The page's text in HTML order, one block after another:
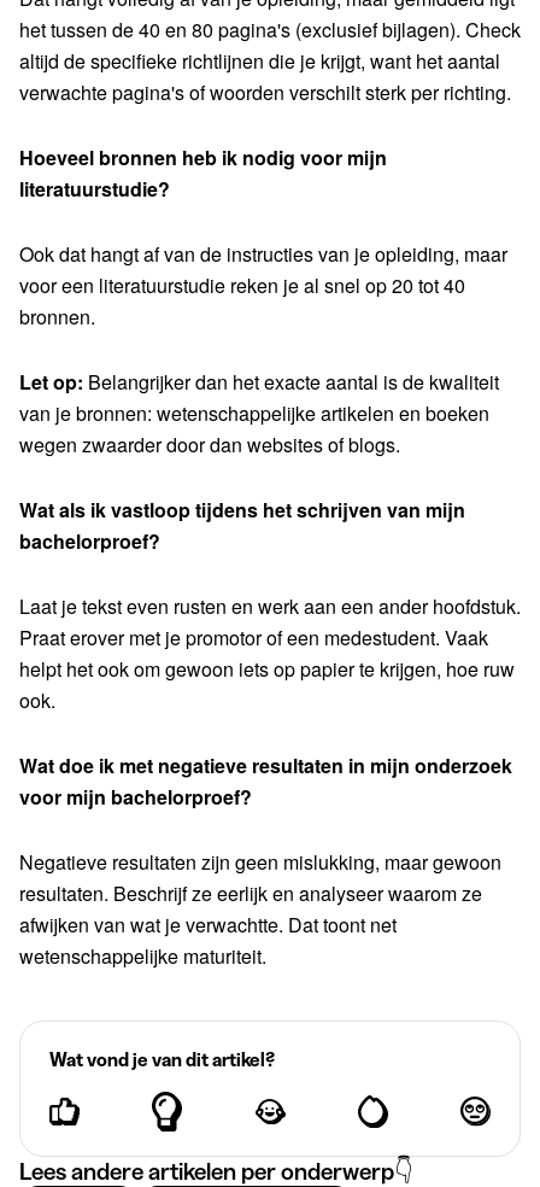
het tussen de 40 en 80 pagina's (exclusief bijlagen). Check
altijd de specifieke richtlijnen die je krijgt, want het aantal
verwachte pagina's of woorden verschilt sterk per richting.
Hoeveel bronnen heb ik nodig voor mijn
literatuurstudie?
Ook dat hangt af van de instructies van je opleiding, maar
voor een literatuurstudie reken je al snel op 20 tot 40
bronnen.
Let op: Belangrijker dan het exacte aantal is de kwaliteit
van je bronnen: wetenschappelijke artikelen en boeken
wegen zwaarder door dan websites of blogs.
Wat als ik vastloop tijdens het schrijven van mijn
bachelorproef?
Laat je tekst even rusten en werk aan een ander hoofdstuk.
Praat erover met je promotor of een medestudent. Vaak
helpt het ook om gewoon iets op papier te krijgen, hoe ruw
ook.
Wat doe ik met negatieve resultaten in mijn onderzoek
voor mijn bachelorproef?
Negatieve resultaten zijn geen mislukking, maar gewoon
resultaten. Beschrijf ze eerlijk en analyseer waarom ze
afwijken van wat je verwachtte. Dat toont net
wetenschappelijke maturiteit.
Wat vond je van dit artikel?
Lees andere artikelen per onderwerp👇